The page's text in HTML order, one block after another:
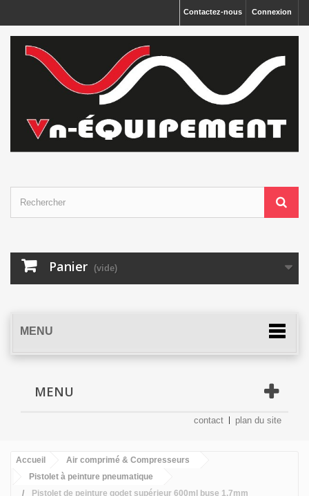
Connexion
Contactez-nous
Panier (vide)
MENU
MENU
contact plan du site
Accueil
Air comprimé & Compresseurs
Pistolet à peinture pneumatique
Pistolet de peinture godet supérieur 600ml buse 1,7mm